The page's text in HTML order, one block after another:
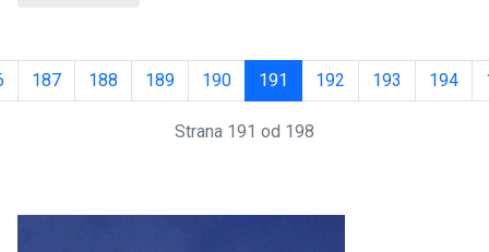
187 188 189 190 191 192 193 194
Strana 191 od 198